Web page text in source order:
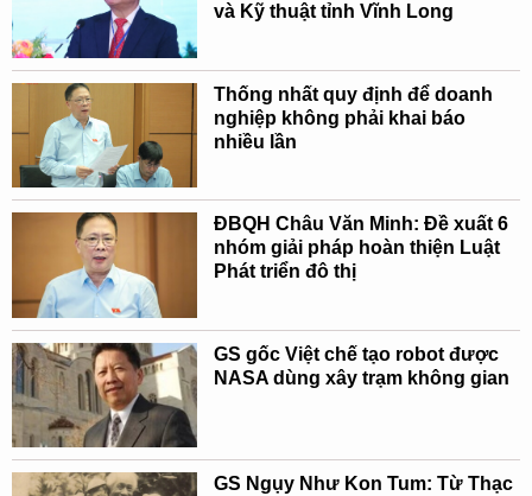
và Kỹ thuật tỉnh Vĩnh Long
Thống nhất quy định để doanh
nghiệp không phải khai báo
nhiều lần
ĐBQH Châu Văn Minh: Đề xuất 6
nhóm giải pháp hoàn thiện Luật
Phát triển đô thị
GS gốc Việt chế tạo robot được
NASA dùng xây trạm không gian
GS Ngụy Như Kon Tum: Từ Thạc